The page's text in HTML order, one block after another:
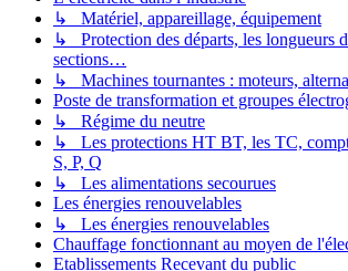
↳ Matériel, appareillage, équipement
↳ Protection des départs, les longueurs
sections…
↳ Machines tournantes : moteurs,
Poste de transformation et groupes
↳ Régime du neutre
↳ Les protections HT BT, les TC,
S, P, Q
↳ Les alimentations secourues
Les énergies renouvelables
↳ Les énergies renouvelables
Chauffage fonctionnant au moyen de
Etablissements Recevant du public